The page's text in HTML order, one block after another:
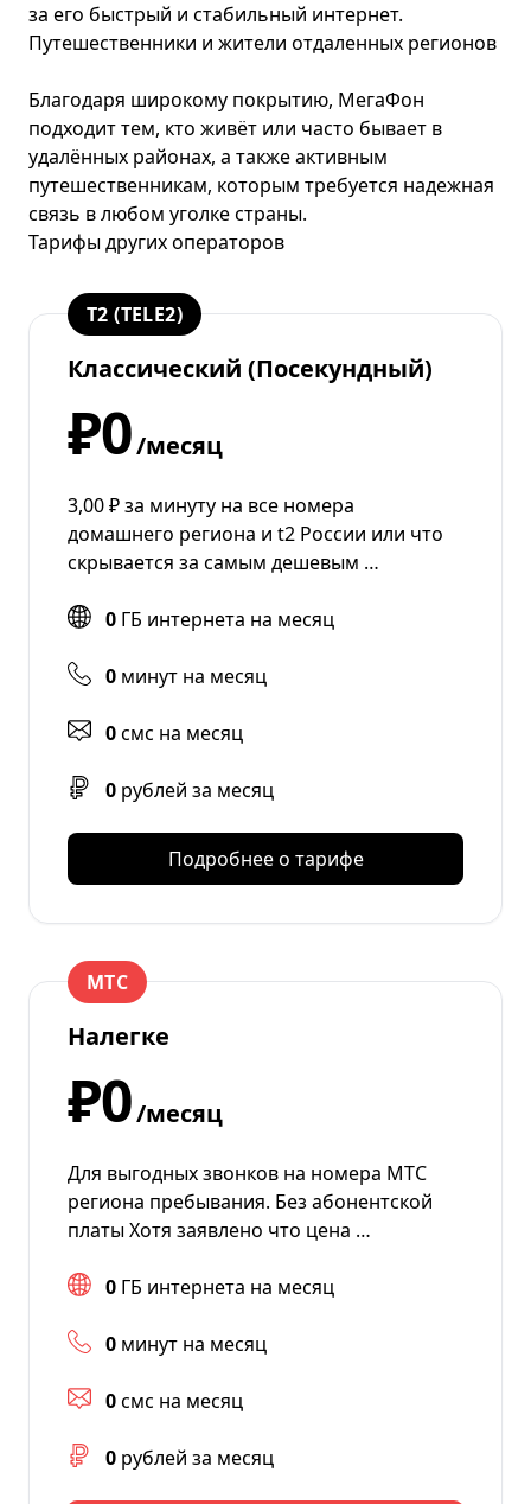
за его быстрый и стабильный интернет.
Путешественники и жители отдаленных регионов
Благодаря широкому покрытию, МегаФон
подходит тем, кто живёт или часто бывает в
удалённых районах, а также активным
путешественникам, которым требуется надежная
связь в любом уголке страны.
Тарифы других операторов
T2 (TELE2)
Классический (Посекундный)
₽0/месяц
3,00 ₽ за минуту на все номера
домашнего региона и t2 России или что
скрывается за самым дешевым …
0 ГБ интернета на месяц
0 минут на месяц
0смс на месяц
0 рублей за месяц
Подробнее о тарифе
МТС
Налегке
₽0/месяц
Для выгодных звонков на номера МТС
региона пребывания. Без абонентской
платы Хотя заявлено что цена …
0 ГБ интернета на месяц
0 минут на месяц
0смс на месяц
0 рублей за месяц